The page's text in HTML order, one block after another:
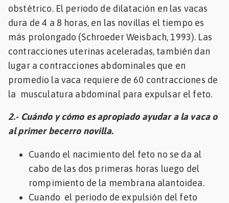
obstétrico. El periodo de dilatación en las vacas
dura de 4 a 8 horas, en las novillas el tiempo es
más prolongado (Schroeder Weisbach, 1993). Las
contracciones uterinas aceleradas, también dan
lugar a contracciones abdominales que en
promedio la vaca requiere de 60 contracciones de
la musculatura abdominal para expulsar el feto.
2.- Cuándo y cómo es apropiado ayudar a la vaca o
al primer becerro novilla.
Cuando el nacimiento del feto no se da al
cabo de las dos primeras horas luego del
rompimiento de la membrana alantoidea.
Cuando el periodo de expulsión del feto